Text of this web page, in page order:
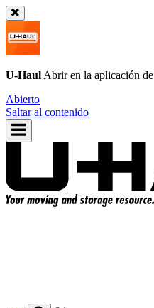
U-Haul Abrir en la aplicación de
Abierto
Saltar al contenido